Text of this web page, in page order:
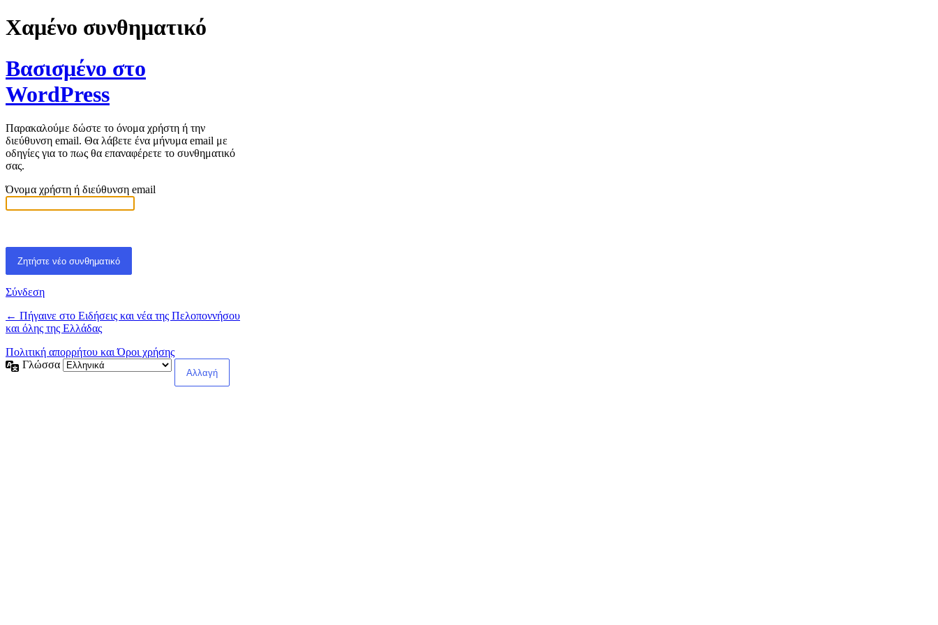
Χαμένο συνθηματικό
Βασισμένο στο
WordPress
Παρακαλούμε δώστε το όνομα χρήστη ή την
διεύθυνση email. Θα λάβετε ένα μήνυμα email με
οδηγίες για το πως θα επαναφέρετε το συνθηματικό
σας.
Όνομα χρήστη ή διεύθυνση email
Σύνδεση
← Πήγαινε στο Ειδήσεις και νέα της Πελοποννήσου
και όλης της Ελλάδας
Πολιτική απορρήτου και Όροι χρήσης
Γλώσσα